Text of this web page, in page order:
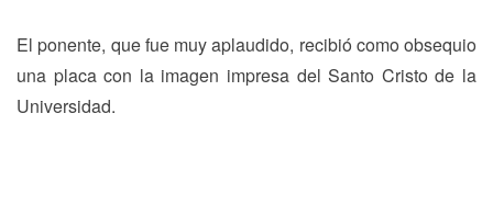
El ponente, que fue muy aplaudido, recibió como obsequio
una placa con la imagen impresa del Santo Cristo de la
Universidad.